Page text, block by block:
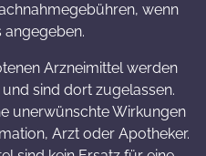
wenn
angegeben.
Arzneimittel werden
sind dort zugelassen.
unerwünschte Wirkungen
Arzt oder Apotheker.